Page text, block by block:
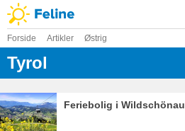
Forside Artikler Østrig
Tyrol
Feriebolig i Wildschönau